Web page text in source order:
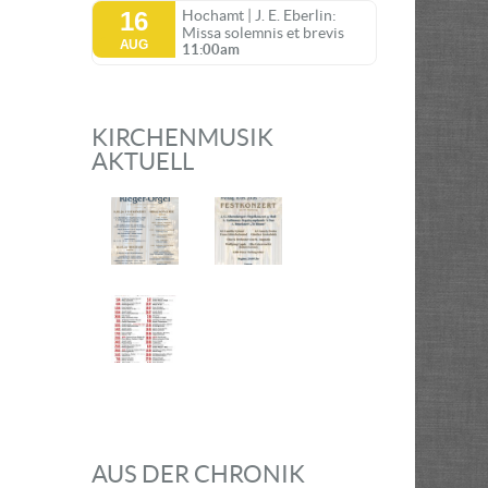
16
AUG
Hochamt | J. E. Eberlin:
Missa solemnis et brevis
11:00am
KIRCHENMUSIK
AKTUELL
AUS DER CHRONIK